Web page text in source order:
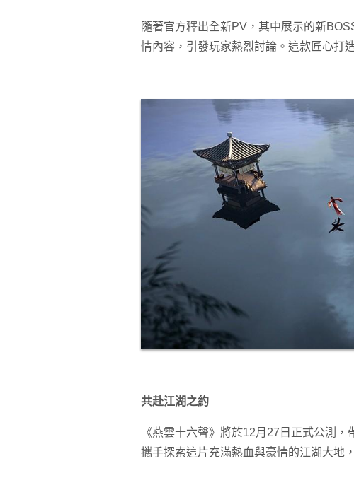
隨著官方釋出全新PV，其中展示的新
情內容，引發玩家熱烈討論。這款匠心打
共赴江湖之約
《燕雲十六聲》將於12月27日正式公測
攜手探索這片充滿熱血與豪情的江湖大地